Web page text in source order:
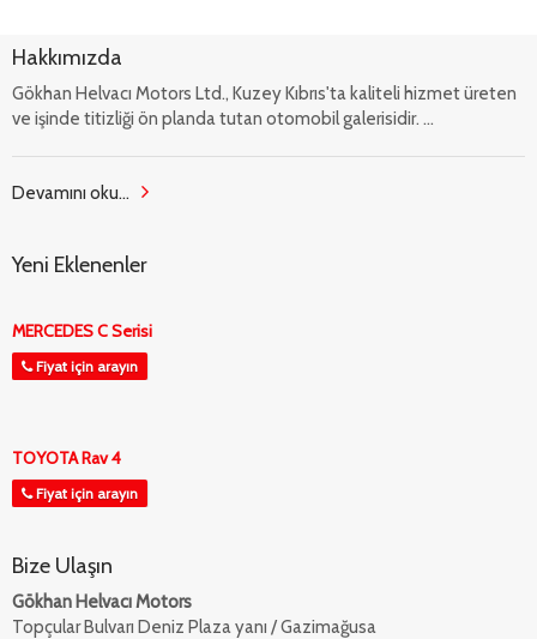
Hakkımızda
Gökhan Helvacı Motors Ltd., Kuzey Kıbrıs'ta kaliteli hizmet üreten
ve işinde titizliği ön planda tutan otomobil galerisidir. ...
Devamını oku...
Yeni Eklenenler
MERCEDES C Serisi
Fiyat için arayın
TOYOTA Rav 4
Fiyat için arayın
Bize Ulaşın
Gökhan Helvacı Motors
Topçular Bulvarı Deniz Plaza yanı / Gazimağusa